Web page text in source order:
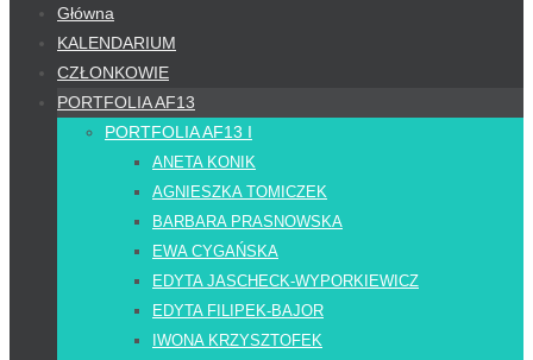
Główna
KALENDARIUM
CZŁONKOWIE
PORTFOLIA AF13
PORTFOLIA AF13 I
ANETA KONIK
AGNIESZKA TOMICZEK
BARBARA PRASNOWSKA
EWA CYGAŃSKA
EDYTA JASCHECK-WYPORKIEWICZ
EDYTA FILIPEK-BAJOR
IWONA KRZYSZTOFEK